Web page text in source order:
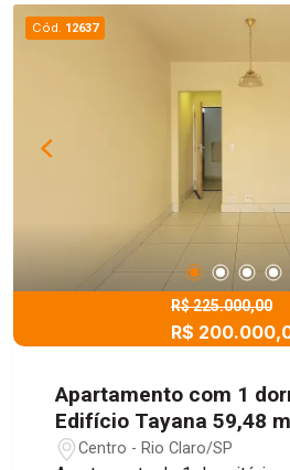
Cód. 12637
R$ 225.000,00
R$
Apartamento com 1
Edifício Tayana 59,48
Centro - Rio Claro/SP